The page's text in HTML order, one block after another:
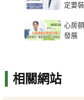
定要
心房
發展
相關網站